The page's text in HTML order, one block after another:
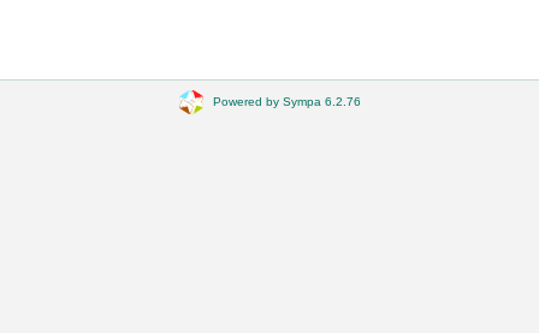
Powered by Sympa 6.2.76